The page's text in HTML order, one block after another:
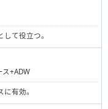
て役立つ。
ス+ADW
有効。